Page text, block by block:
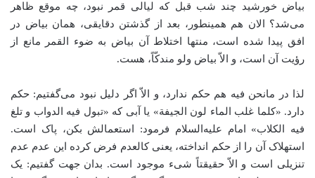
بیاض خورشید چند شب قبل که لیالی قمر نبود، چه موقع ظاهر
می‌شد؟ الان هم همینطور، بعد از گذشتن دقایقی، همان بیاض در
افق پیدا شده است، منتها اختلاط آن بیاض به ضوء القمر مانع از
رؤیت آن است، و الاّ بیاض ولو مندکّاً، هست.
لذا در مانحن فیه هم حکم ندارد، و الاّ اگر دلیل نبود می‌گفتیم: حکم
دارد. «کلما غلب الماء لون الجیفة» یا آبی که «تبول فیه الدواب و تلغ
فیه الکلاب» امام علیه‌السلام فرمود: استعمالش بکن، پاک است.
استهلاک آن را از حکم انداخته، یعنی کالعدم فرض کرده این عدم عدم
تنزیلی است و الاّ حقیقتاً شیء موجود است. بدان جهت گفتیم: یک